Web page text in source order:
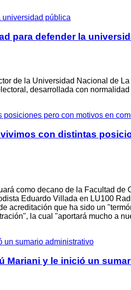
para defender la
de la Universidad Nacional de
desarrollada con
con distintas
como decano de la Facultad de
Eduardo Villada en LU100
acreditación que ha sido un
la cual "aportará mucho a
Mariani y le inició un